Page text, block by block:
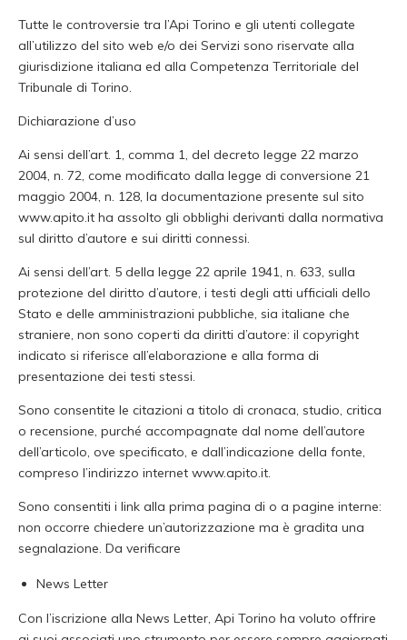
Tutte le controversie tra l’Api Torino e gli utenti collegate
all’utilizzo del sito web e/o dei Servizi sono riservate alla
giurisdizione italiana ed alla Competenza Territoriale del
Tribunale di Torino.
Dichiarazione d’uso
Ai sensi dell’art. 1, comma 1, del decreto legge 22 marzo
2004, n. 72, come modificato dalla legge di conversione 21
maggio 2004, n. 128, la documentazione presente sul sito
www.apito.it ha assolto gli obblighi derivanti dalla normativa
sul diritto d’autore e sui diritti connessi.
Ai sensi dell’art. 5 della legge 22 aprile 1941, n. 633, sulla
protezione del diritto d’autore, i testi degli atti ufficiali dello
Stato e delle amministrazioni pubbliche, sia italiane che
straniere, non sono coperti da diritti d’autore: il copyright
indicato si riferisce all’elaborazione e alla forma di
presentazione dei testi stessi.
Sono consentite le citazioni a titolo di cronaca, studio, critica
o recensione, purché accompagnate dal nome dell’autore
dell’articolo, ove specificato, e dall’indicazione della fonte,
compreso l’indirizzo internet www.apito.it.
Sono consentiti i link alla prima pagina di o a pagine interne:
non occorre chiedere un’autorizzazione ma è gradita una
segnalazione. Da verificare
News Letter
Con l’iscrizione alla News Letter, Api Torino ha voluto offrire